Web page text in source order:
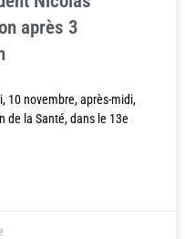
après 3
10 novembre, après-midi,
de la Santé, dans le 13e